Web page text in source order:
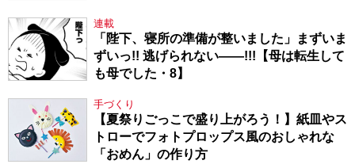
連載
「陛下、寝所の準備が整いました」まずいま
ずいっ!! 逃げられない――!!!【母は転生して
も母でした・8】
手づくり
【夏祭りごっこで盛り上がろう！】紙皿やス
トローでフォトプロップス風のおしゃれな
「おめん」の作り方